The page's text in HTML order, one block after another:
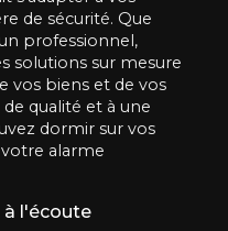
de sécurité. Que
professionnel,
solutions sur mesure
vos biens et de vos
qualité et à une
dormir sur vos
alarme
à l'écoute